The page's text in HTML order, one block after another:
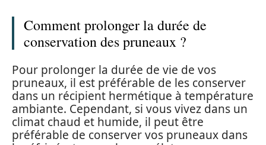
Comment prolonger la durée de
conservation des pruneaux ?
Pour prolonger la durée de vie de vos
pruneaux, il est préférable de les conserver
dans un récipient hermétique à température
ambiante. Cependant, si vous vivez dans un
climat chaud et humide, il peut être
préférable de conserver vos pruneaux dans